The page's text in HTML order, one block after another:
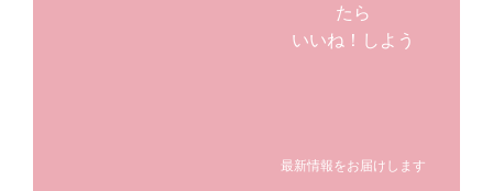
たら
いいね！しよう
最新情報をお届けします